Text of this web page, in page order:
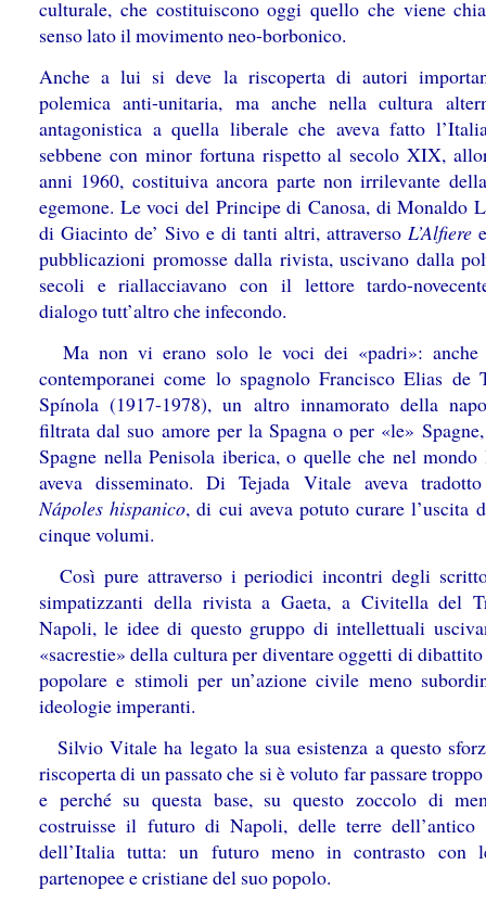
culturale, che costituiscono oggi quello che viene
senso lato il movimento neo-borbonico.
Anche a lui si deve la riscoperta di autori
polemica anti-unitaria, ma anche nella cultura
antagonistica a quella liberale che aveva fatto
sebbene con minor fortuna rispetto al secolo XIX,
anni 1960, costituiva ancora parte non irrilevante
egemone. Le voci del Principe di Canosa, di Monaldo
di Giacinto de’ Sivo e di tanti altri, attraverso L’Alfiere
pubblicazioni promosse dalla rivista, uscivano dalla
secoli e riallacciavano con il lettore tardo-
dialogo tutt’altro che infecondo.
Ma non vi erano solo le voci dei «padri»: anche
contemporanei come lo spagnolo Francisco Elias de
Spínola (1917-1978), un altro innamorato della
filtrata dal suo amore per la Spagna o per «le»
Spagne nella Penisola iberica, o quelle che nel mondo
aveva disseminato. Di Tejada Vitale aveva tradotto
Nápoles hispanico, di cui aveva potuto curare l’uscita
cinque volumi.
Così pure attraverso i periodici incontri degli
simpatizzanti della rivista a Gaeta, a Civitella del
Napoli, le idee di questo gruppo di intellettuali
«sacrestie» della cultura per diventare oggetti di
popolare e stimoli per un’azione civile meno
ideologie imperanti.
Silvio Vitale ha legato la sua esistenza a questo
riscoperta di un passato che si è voluto far passare
e perché su questa base, su questo zoccolo di
costruisse il futuro di Napoli, delle terre dell’antico
dell’Italia tutta: un futuro meno in contrasto con
partenopee e cristiane del suo popolo.